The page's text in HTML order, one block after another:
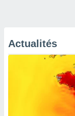
Actualités